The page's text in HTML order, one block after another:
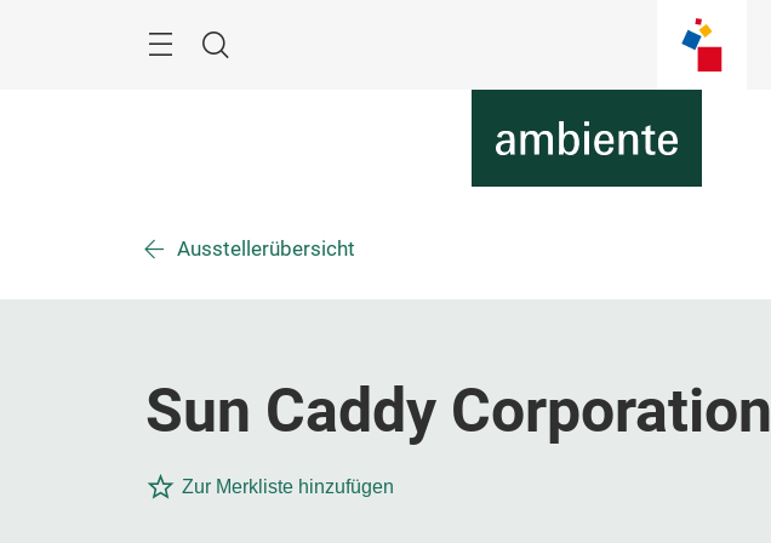
Suche
Ausstellerübersicht
Sun Caddy Corporation
Zur Merkliste hinzufügen